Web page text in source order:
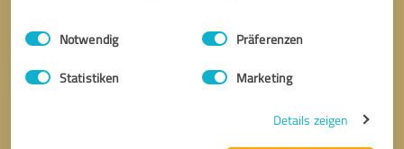
Impressum Datenschutzbestimmungen
Einwilligungsauswahl
Notwendig Präferenzen
Statistiken Marketing
Details zeigen